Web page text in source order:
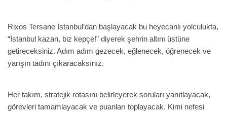
Rixos Tersane İstanbul’dan başlayacak bu heyecanlı yolculukta,
“İstanbul kazan, biz kepçe!” diyerek şehrin altını üstüne
getireceksiniz. Adım adım gezecek, eğlenecek, öğrenecek ve
yarışın tadını çıkaracaksınız.
Her takım, stratejik rotasını belirleyerek soruları yanıtlayacak,
görevleri tamamlayacak ve puanları toplayacak. Kimi nefesi